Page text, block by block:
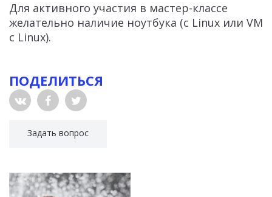
Для активного участия в мастер-классе
желательно наличие ноутбука (с Linux или VM
с Linux).
ПОДЕЛИТЬСЯ
Задать вопрос